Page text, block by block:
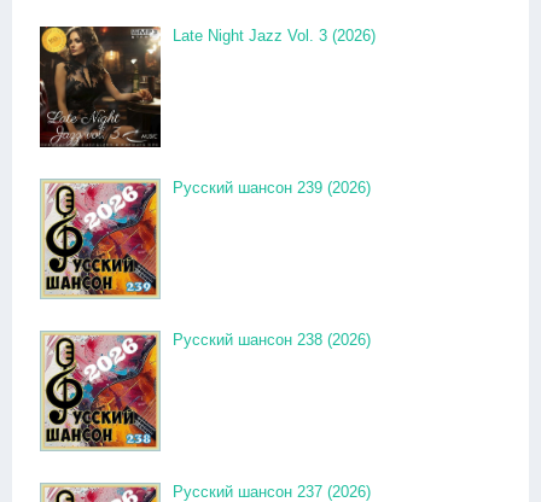
Late Night Jazz Vol. 3 (2026)
Русский шансон 239 (2026)
Русский шансон 238 (2026)
Русский шансон 237 (2026)